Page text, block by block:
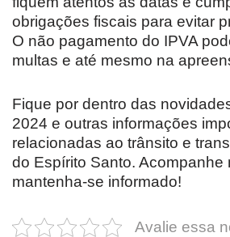
obrigações fiscais para evitar
O não pagamento do IPVA
multas e até mesmo na
Fique por dentro das
2024 e outras informações
relacionadas ao trânsito e
do Espírito Santo. Acompanhe
mantenha-se informado!
Avalie essa